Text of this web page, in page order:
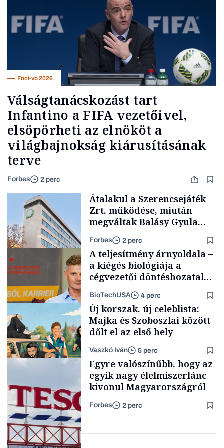
Foci-vb 2026
Válságtanácskozást tart
Infantino a FIFA vezetőivel,
elsöpörheti az elnököt a
világbajnokság kiárusításának
terve
Forbes 2 perc
Társadalom
Átalakul a Szerencsejáték
Zrt. működése, miután
megváltak Balásy Gyula
cégétől
Forbes 2 perc
Content Lab HUB
A teljesítmény árnyoldala –
a kiégés biológiája a
cégvezetői döntéshozatal
BioTechUSA 4 perc
Lista
Új korszak, új celeblista:
Majka és Szoboszlai között
dőlt el az első hely
Vaszkó Iván 5 perc
Egyre valószínűbb, hogy az
egyik nagy élelmiszerlánc
kivonul Magyarországról
Forbes 2 perc